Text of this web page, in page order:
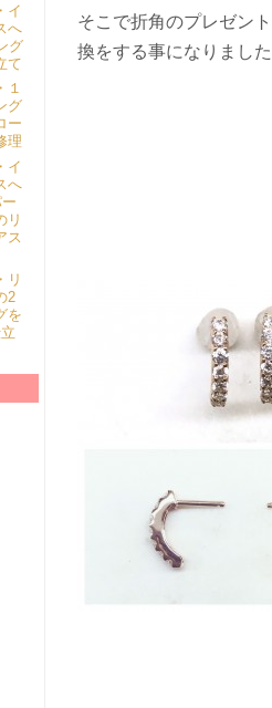
そこで折角のプレゼン
換をする事になりました
イ
へ
グ
て
１
グ
ー
理
イ
へ
リ
ス
リ
2
を